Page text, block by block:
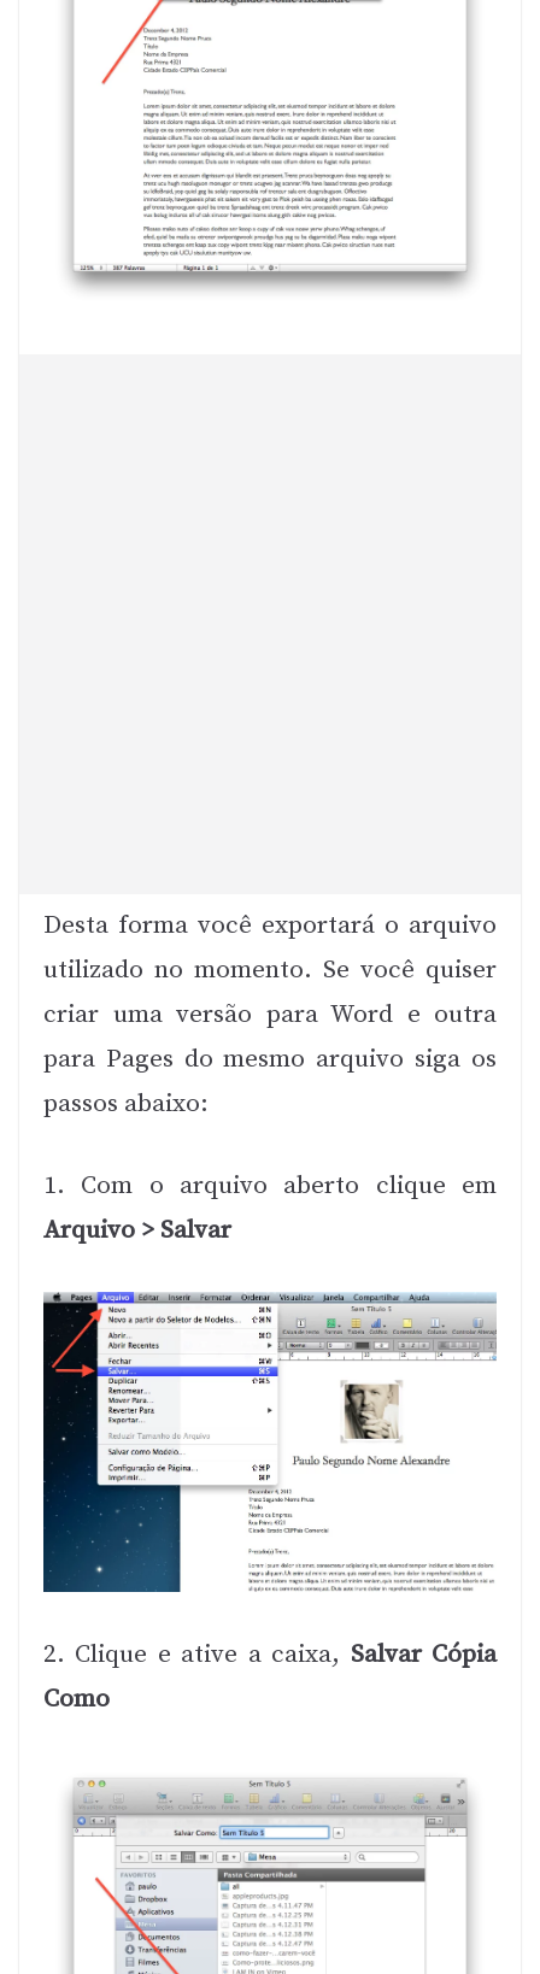
Desta forma você exportará o arquivo
utilizado no momento. Se você quiser
criar uma versão para Word e outra
para Pages do mesmo arquivo siga os
passos abaixo:
1. Com o arquivo aberto clique em
Arquivo > Salvar
2. Clique e ative a caixa, Salvar Cópia
Como